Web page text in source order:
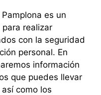
es un
realizar
con la seguridad
personal. En
información
que puedes llevar
como los